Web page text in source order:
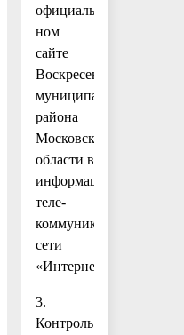
официаль-
ном
сайте
Воскресенского
муниципального
района
Московской
области в
информационно-
теле-
коммуникационной
сети
«Интернет».
3.
Контроль